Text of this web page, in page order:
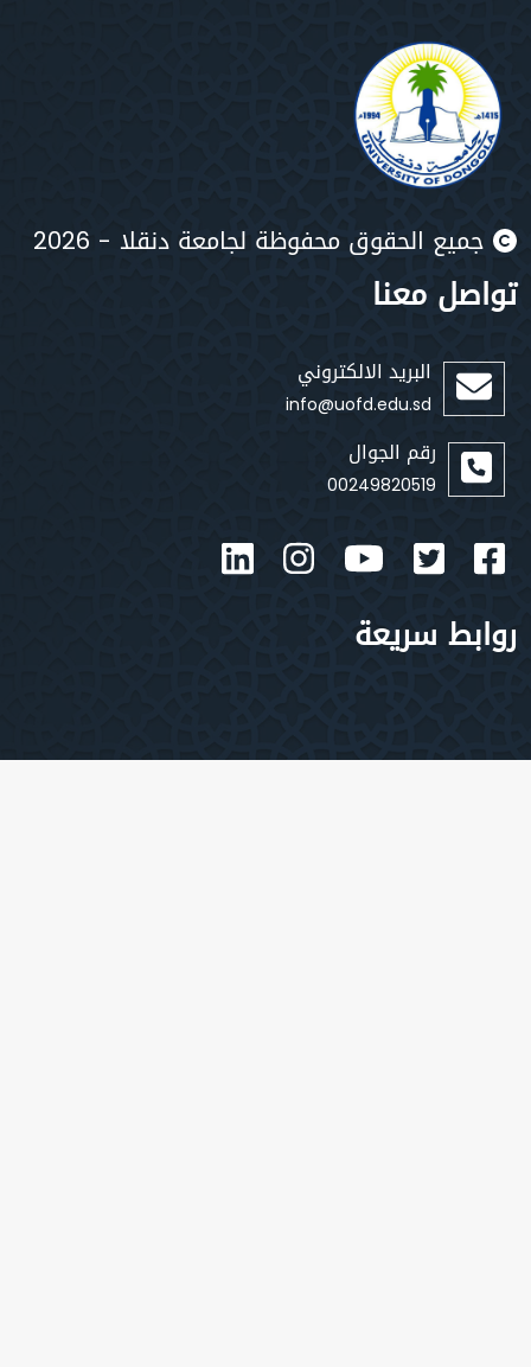
الحقوق محفوظة لجامعة دنقلا - 2026
معنا
البريد الالكتروني
info@uofd.edu.sd
رقم الجوال
00249820519
سريعة